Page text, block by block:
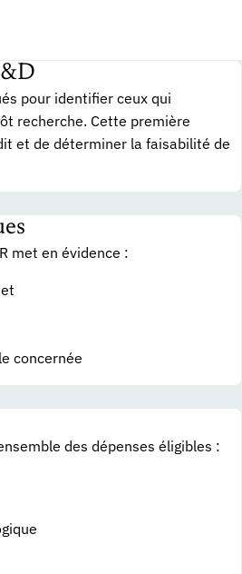
pour identifier ceux qui
recherche. Cette première
et de déterminer la faisabilité de
met en évidence :
concernée
des dépenses éligibles :